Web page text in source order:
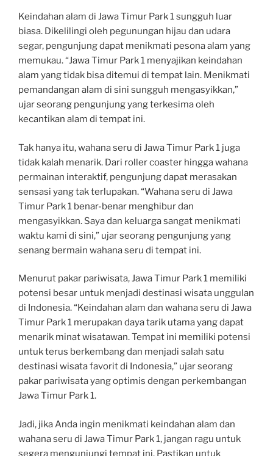
Keindahan alam di Jawa Timur Park 1 sungguh luar
biasa. Dikelilingi oleh pegunungan hijau dan udara
segar, pengunjung dapat menikmati pesona alam yang
memukau. “Jawa Timur Park 1 menyajikan keindahan
alam yang tidak bisa ditemui di tempat lain. Menikmati
pemandangan alam di sini sungguh mengasyikkan,”
ujar seorang pengunjung yang terkesima oleh
kecantikan alam di tempat ini.
Tak hanya itu, wahana seru di Jawa Timur Park 1 juga
tidak kalah menarik. Dari roller coaster hingga wahana
permainan interaktif, pengunjung dapat merasakan
sensasi yang tak terlupakan. “Wahana seru di Jawa
Timur Park 1 benar-benar menghibur dan
mengasyikkan. Saya dan keluarga sangat menikmati
waktu kami di sini,” ujar seorang pengunjung yang
senang bermain wahana seru di tempat ini.
Menurut pakar pariwisata, Jawa Timur Park 1 memiliki
potensi besar untuk menjadi destinasi wisata unggulan
di Indonesia. “Keindahan alam dan wahana seru di Jawa
Timur Park 1 merupakan daya tarik utama yang dapat
menarik minat wisatawan. Tempat ini memiliki potensi
untuk terus berkembang dan menjadi salah satu
destinasi wisata favorit di Indonesia,” ujar seorang
pakar pariwisata yang optimis dengan perkembangan
Jawa Timur Park 1.
Jadi, jika Anda ingin menikmati keindahan alam dan
wahana seru di Jawa Timur Park 1, jangan ragu untuk
segera mengunjungi tempat ini. Pastikan untuk